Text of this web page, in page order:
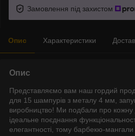
Замовлення під захистом
Опис Характеристики
Опис
Представляємо вам наш гордий
для 15 шампурів з металу 4 мм,
виробництво! Ми подбали про кожну
ідеальне поєднання
елегантності, тому барбекю-мангали